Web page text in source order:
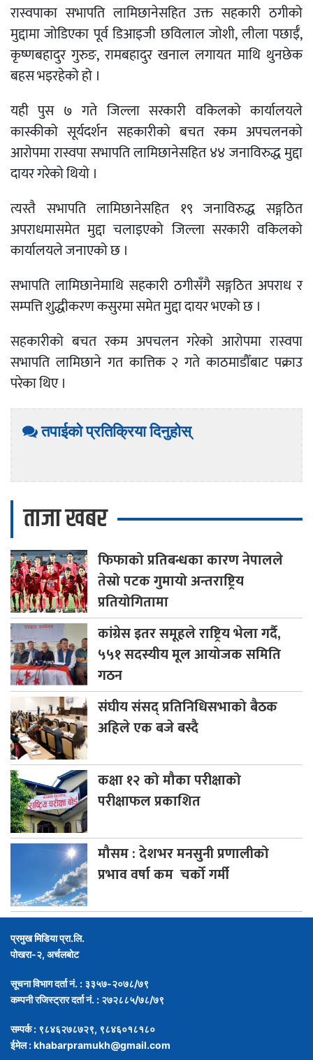
रास्वपाका सभापति लामिछानेसहित उक्त सहकारी ठगीको
मुद्दामा जोडिएका पूर्व डिआइजी छविलाल जोशी, लीला पछाईँ,
कृष्णबहादुर गुरुङ, रामबहादुर खनाल लगायत माथि थुनछेक
बहस भइरहेको हो ।
यही पुस ७ गते जिल्ला सरकारी वकिलको कार्यालयले
कास्कीको सूर्यदर्शन सहकारीको बचत रकम अपचलनको
आरोपमा रास्वपा सभापति लामिछानेसहित ४४ जनाविरुद्ध मुद्दा
दायर गरेको थियो ।
त्यस्तै सभापति लामिछानेसहित १९ जनाविरुद्ध सङ्गठित
अपराधमासमेत मुद्दा चलाइएको जिल्ला सरकारी वकिलको
कार्यालयले जनाएको छ ।
सभापति लामिछानेमाथि सहकारी ठगीसँगै सङ्गठित अपराध र
सम्पत्ति शुद्धीकरण कसुरमा समेत मुद्दा दायर भएको छ ।
सहकारीको बचत रकम अपचलन गरेको आरोपमा रास्वपा
सभापति लामिछाने गत कात्तिक २ गते काठमाडौँबाट पक्राउ
परेका थिए ।
तपाईको प्रतिक्रिया दिनुहोस्
ताजा खबर
फिफाकोप्रतिबन्धका कारण नेपालले
तेस्रो पटक गुमायो अन्तराष्ट्रिय
प्रतियोगितामा
कांग्रेसइतर समूहले राष्ट्रिय भेला गर्दै,
५५१ सदस्यीय मूल आयोजक समिति
गठन
संघीयसंसद् प्रतिनिधिसभाको बैठक
अहिले एक बजे बस्दै
कक्षा१२ को मौका परीक्षाको
परीक्षाफल प्रकाशित
मौसम: देशभर मनसुनी प्रणालीको
प्रभाव वर्षा कम चर्को गर्मी
प्रमुख मिडिया प्रा.लि.
पोखरा-२, अर्चलबोट
सूचना विभाग दर्ता नं. : ३३५७-२०७८/७९
कम्पनी रजिस्ट्रार दर्ता नं. : २७२८८५/७८/७९
सम्पर्क : ९८४६२७८७२९, ९८४६०१८१८०
ईमेल :khabarpramukh@gmail.com